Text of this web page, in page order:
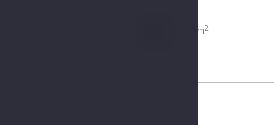
25 m2